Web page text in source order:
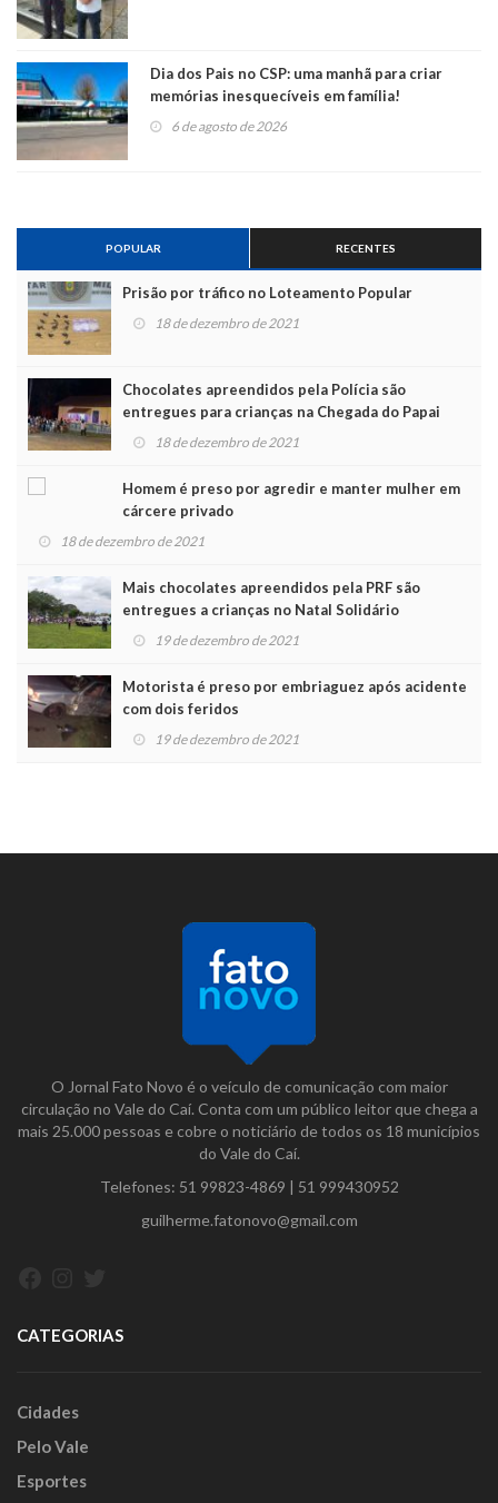
Dia dos Pais no CSP: uma manhã para criar
memórias inesquecíveis em família!
6 de agosto de 2026
POPULAR RECENTES
Prisão por tráfico no Loteamento Popular
18 de dezembro de 2021
Chocolates apreendidos pela Polícia são
entregues para crianças na Chegada do Papai
Noel
18 de dezembro de 2021
Homem é preso por agredir e manter mulher em
cárcere privado
18 de dezembro de 2021
Mais chocolates apreendidos pela PRF são
entregues a crianças no Natal Solidário
19 de dezembro de 2021
Motorista é preso por embriaguez após acidente
com dois feridos
19 de dezembro de 2021
O Jornal Fato Novo é o veículo de comunicação com maior
circulação no Vale do Caí. Conta com um público leitor que chega a
mais 25.000 pessoas e cobre o noticiário de todos os 18 municípios
do Vale do Caí.
Telefones: 51 99823-4869 | 51 999430952
guilherme.fatonovo@gmail.com
CATEGORIAS
Cidades
Pelo Vale
Esportes